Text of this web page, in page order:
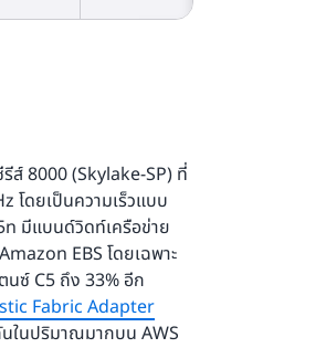
8000 (Skylake-SP) ที่
โดยเป็นความเร็วแบบ
มีแบนด์วิดท์เครือข่าย
EBS โดยเฉพาะ
ซ์ C5 ถึง 33% อีก
Fabric Adapter
ในปริมาณมากบน AWS